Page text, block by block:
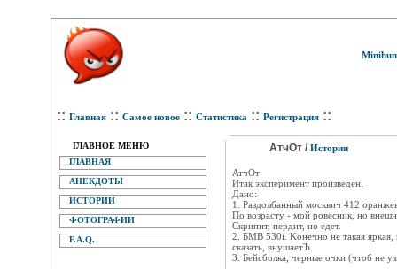
:: Главная :: Самое новое :: Статистика :: Регистрация ::
ГЛАВНОЕ МЕНЮ
ГЛАВНАЯ
АНЕКДОТЫ
ИСТОРИИ
ФОТОГРАФИИ
F.A.Q.
АтчОт / Истории
АтчОт
Итак эксперимент произведен.
Дано:
1. Раздолбанный москвич 412
По возрасту - мой ровесник, но
Скрипит, пердит, но едет.
2. БМВ 530i. Kонечно не такая яркая,
сказать, внушаетЪ.
3. Бейсболка, черные очки (чтоб не